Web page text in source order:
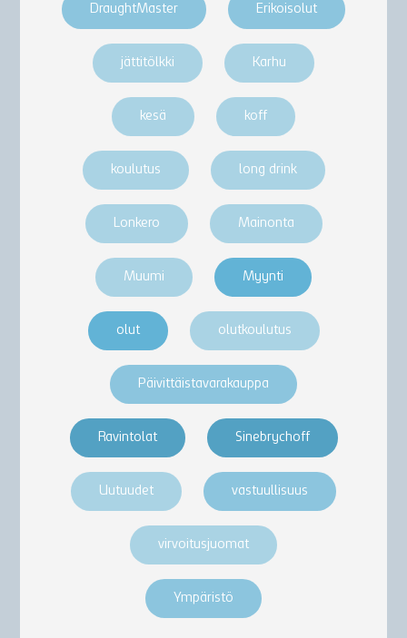
DraughtMaster Erikoisolut
jättitölkki Karhu
kesä koff
koulutus long drink
Lonkero Mainonta
Muumi Myynti
olut olutkoulutus
Päivittäistavarakauppa
Ravintolat Sinebrychoff
Uutuudet vastuullisuus
virvoitusjuomat
Ympäristö